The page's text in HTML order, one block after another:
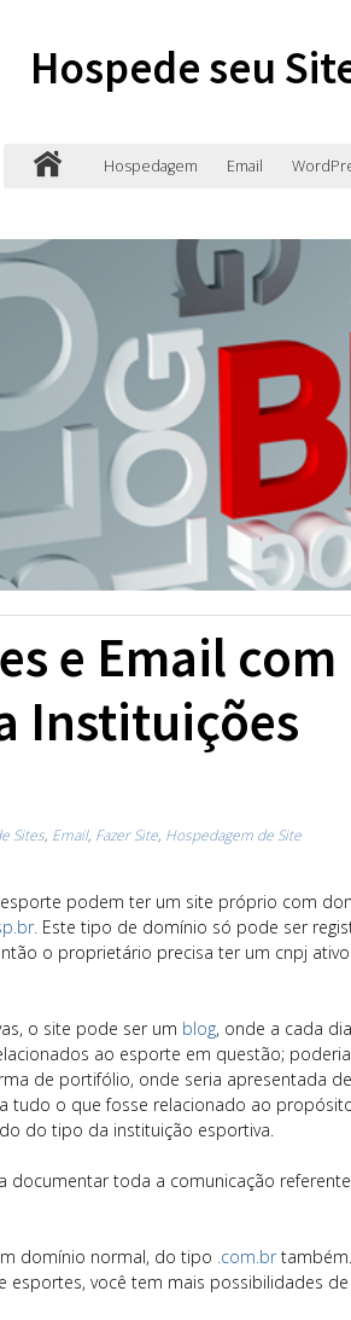
Hospede seu
Hospedagem Email
e Email com
Instituições
Sites, Email, Fazer Site, Hospedagem de Site
podem ter um site próprio com
Este tipo de domínio só pode ser
o proprietário precisa ter um cnpj
o site pode ser um blog, onde a cada
ao esporte em questão;
de portifólio, onde seria apresentada
tudo o que fosse relacionado ao
do tipo da instituição esportiva.
toda a comunicação
domínio normal, do tipo .com.br
você tem mais possibilidades de